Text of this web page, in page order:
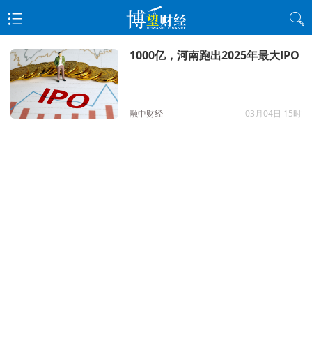
1000亿，河南跑出2025年最大IPO
融中财经 03月04日 15时